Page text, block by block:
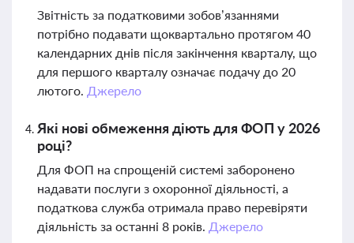
Звітність за податковими зобов’язаннями
потрібно подавати щоквартально протягом 40
календарних днів після закінчення кварталу, що
для першого кварталу означає подачу до 20
лютого. Джерело
Які нові обмеження діють для ФОП у 2026
році?
Для ФОП на спрощеній системі заборонено
надавати послуги з охоронної діяльності, а
податкова служба отримала право перевіряти
діяльність за останні 8 років. Джерело